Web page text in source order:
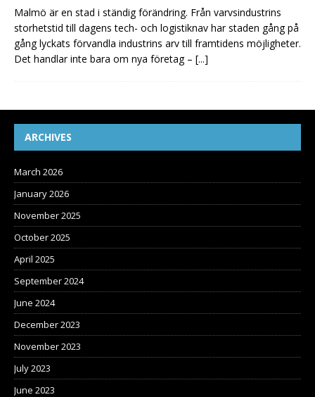
Malmö är en stad i ständig förändring. Från varvsindustrins
storhetstid till dagens tech- och logistiknav har staden gång på
gång lyckats förvandla industrins arv till framtidens möjligheter.
Det handlar inte bara om nya företag – [...]
ARCHIVES
March 2026
January 2026
November 2025
October 2025
April 2025
September 2024
June 2024
December 2023
November 2023
July 2023
June 2023